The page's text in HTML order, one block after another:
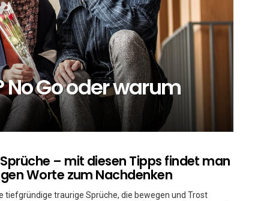
No Go oder warum
– mit diesen Tipps findet man
Worte zum Nachdenken
tiefgründige traurige Sprüche, die bewegen und Trost